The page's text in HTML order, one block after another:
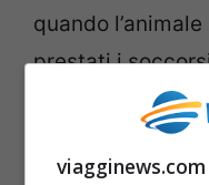
quando
prestati i
stata sottoposta
Quali sono